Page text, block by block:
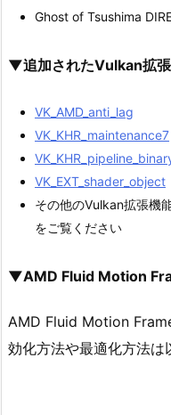
Ghost of Tsushima
▼追加されたVulkan拡
VK_AMD_anti_lag
VK_KHR_maintenance7
VK_EXT_shader_object
その他のVulkan拡張機
をご覧ください
▼AMD Fluid Motion
AMD Fluid Motion
効化方法や最適化方法は